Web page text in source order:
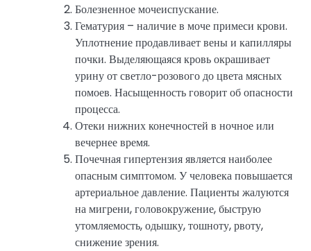
Болезненное мочеиспускание.
Гематурия – наличие в моче примеси крови.
Уплотнение продавливает вены и капилляры
почки. Выделяющаяся кровь окрашивает
урину от светло-розового до цвета мясных
помоев. Насыщенность говорит об опасности
процесса.
Отеки нижних конечностей в ночное или
вечернее время.
Почечная гипертензия является наиболее
опасным симптомом. У человека повышается
артериальное давление. Пациенты жалуются
на мигрени, головокружение, быструю
утомляемость, одышку, тошноту, рвоту,
снижение зрения.